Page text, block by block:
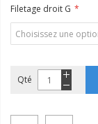
Filetage droit G
Qté